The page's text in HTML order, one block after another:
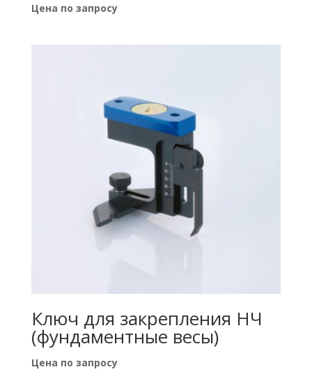
Цена по запросу
Ключ для закрепления НЧ
(фундаментные весы)
Цена по запросу